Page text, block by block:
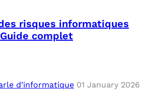
risques informatiques
complet
d’informatique 01 January 2026